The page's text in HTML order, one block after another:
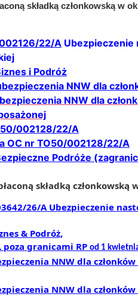
składką członkowską w
22/A
i Podróż
NNW dla
NNW dla
002128/22/A
OC nr TO50/002128/22/A
Podróże
składką
26/A Ubezpieczenie
& Podróż,
poza granicami RP od 1
NNW dla członków
NNW dla członków